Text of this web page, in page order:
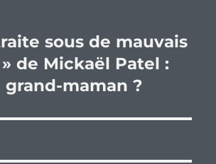
sous de mauvais
de Mickaël Patel :
grand-maman ?